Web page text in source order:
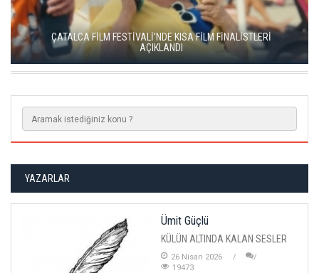
YEŞİM USTAOĞLU'NUN "ARTAKALAN"I SAN SEBASTIÁN'DA
DÜNYA PRÖMİYERİNİ YAPACAK
YAZARLAR
Ümit Güçlü
KÜLÜN ALTINDA KALAN SESLER
26 Nisan 2026
19473